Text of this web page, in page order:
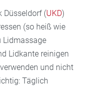
Düsseldorf (UKD)
(so heiß wie
Lidmassage
Lidkante reinigen
und nicht
Täglich